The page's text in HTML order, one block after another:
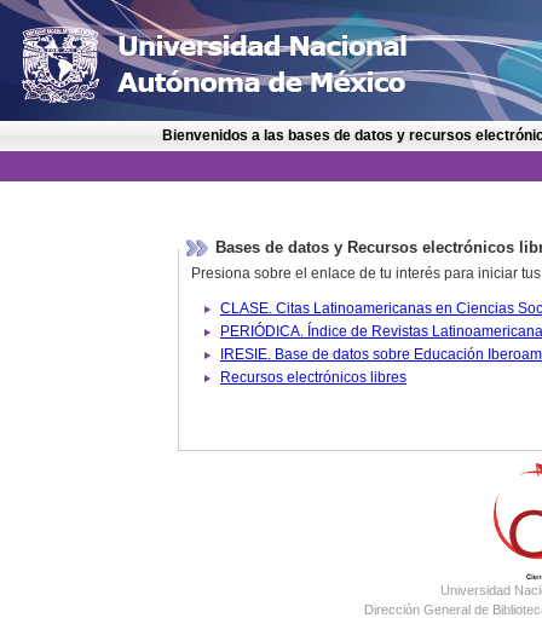
Bienvenidos a las bases de datos y recursos
Bases de datos y Recursos electrónicos
Presiona sobre el enlace de tu interés para iniciar
IRESIE. Base de datos
Recursos electrónicos libres
Universidad
Dirección General de